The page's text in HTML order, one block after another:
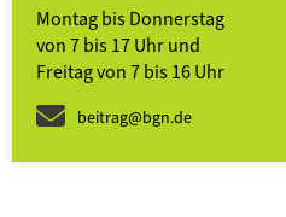
Montag bis Donnerstag
von 7 bis 17 Uhr und
Freitag von 7 bis 16 Uhr
beitrag@bgn.de